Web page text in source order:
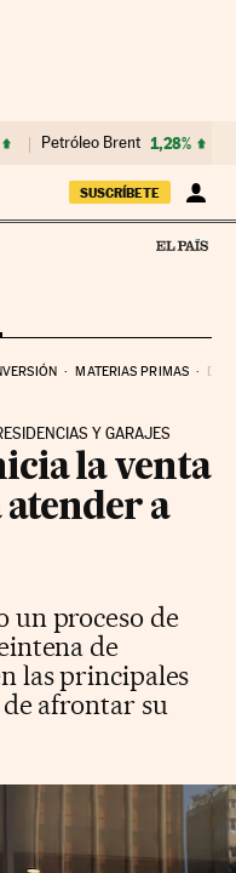
Petróleo Brent 1,28%
SUSCRÍBETE
MATERIAS PRIMAS
Y GARAJES
la venta
atender a
un proceso de
de
las principales
afrontar su